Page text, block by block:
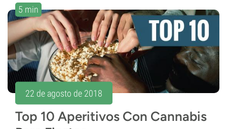
5 min
22 de agosto de 2018
Top 10 Aperitivos Con Cannabis